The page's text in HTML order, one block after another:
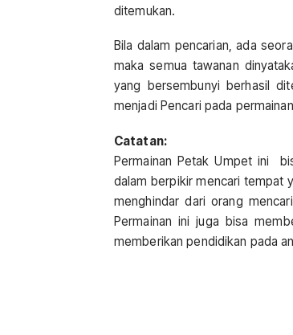
ditemukan.
Bila dalam pencarian, ada
maka semua tawanan
yang bersembunyi berhasil
menjadi Pencari pada
Catatan:
Permainan Petak Umpet ini
dalam berpikir mencari tempat
menghindar dari orang
Permainan ini juga bisa
memberikan pendidikan pada